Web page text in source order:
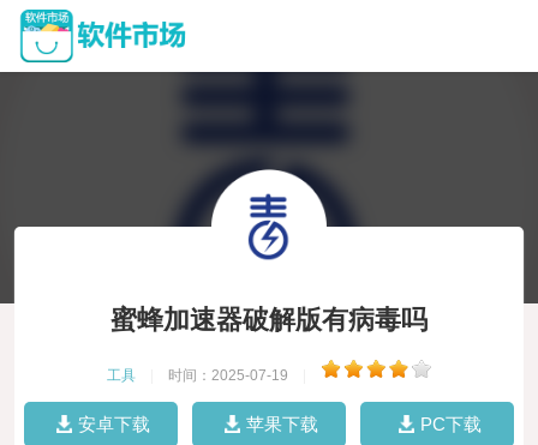
蜜蜂加速器破解版有病毒吗
工具 时间：2025-07-19
安卓下载 苹果下载 PC下载